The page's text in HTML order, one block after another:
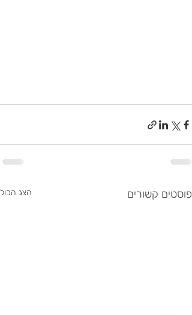
פוסטים קשורים הצג הכול